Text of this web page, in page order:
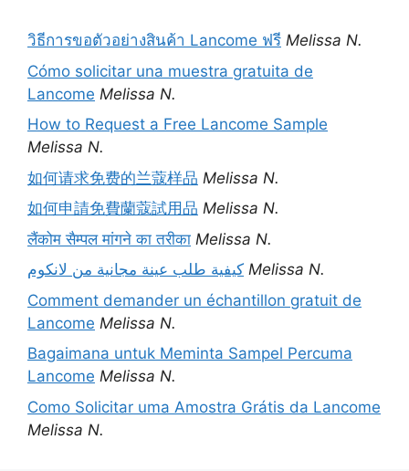
วิธีการขอตัวอย่างสินค้า Lancome ฟรี Melissa N.
Cómo solicitar una muestra gratuita de
Lancome Melissa N.
How to Request a Free Lancome Sample
Melissa N.
如何请求免费的兰蔻样品 Melissa N.
如何申請免費蘭蔻試用品 Melissa N.
लैंकोम सैम्पल मांगने का तरीका Melissa N.
كيفية طلب عينة مجانية من لانكوم Melissa N.
Comment demander un échantillon gratuit de
Lancome Melissa N.
Bagaimana untuk Meminta Sampel Percuma
Lancome Melissa N.
Como Solicitar uma Amostra Grátis da Lancome
Melissa N.